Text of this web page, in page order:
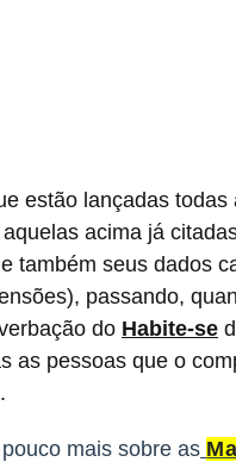
estão lançadas
acima já
também seus dados
passando,
do Habite-se
as pessoas que o
.
mais sobre as